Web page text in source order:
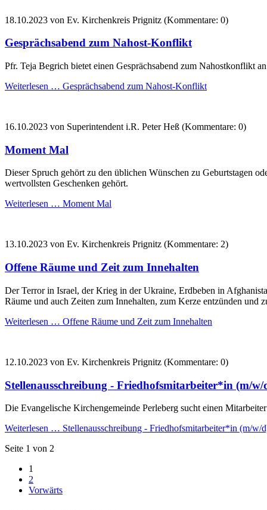
18.10.2023 von Ev. Kirchenkreis Prignitz (Kommentare: 0)
Gesprächsabend zum Nahost-Konflikt
Pfr. Teja Begrich bietet einen Gesprächsabend zum Nahostkonflikt
Weiterlesen … Gesprächsabend zum Nahost-Konflikt
16.10.2023 von Superintendent i.R. Peter Heß (Kommentare: 0)
Moment Mal
Dieser Spruch gehört zu den üblichen Wünschen zu Geburtstagen
wertvollsten Geschenken gehört.
Weiterlesen … Moment Mal
13.10.2023 von Ev. Kirchenkreis Prignitz (Kommentare: 2)
Offene Räume und Zeit zum Innehalten
Der Terror in Israel, der Krieg in der Ukraine, Erdbeben in
Räume und auch Zeiten zum Innehalten, zum Kerze entzünden und
Weiterlesen … Offene Räume und Zeit zum Innehalten
12.10.2023 von Ev. Kirchenkreis Prignitz (Kommentare: 0)
Stellenausschreibung - Friedhofsmitarbeiter*in (m/w/
Die Evangelische Kirchengemeinde Perleberg sucht einen
Weiterlesen … Stellenausschreibung - Friedhofsmitarbeiter*in (m/w/
Seite 1 von 2
1
2
Vorwärts